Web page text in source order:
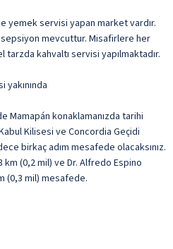
yemek servisi yapan market vardır.
mevcuttur. Misafirlere her
kahvaltı servisi yapılmaktadır.
yakınında
Mamapán konaklamanızda tarihi
Kilisesi ve Concordia Geçidi
birkaç adım mesafede olacaksınız.
(0,2 mil) ve Dr. Alfredo Espino
(0,3 mil) mesafede.